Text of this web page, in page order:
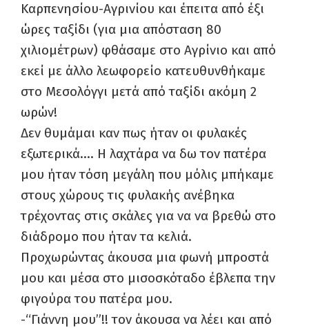
Καρπενησίου-Αγρινίου και έπειτα από έξι
ώρες ταξίδι (για μια απόσταση 80
χιλιομέτρων) φθάσαμε στο Αγρίνιο και από
εκεί με άλλο λεωφορείο κατευθυνθήκαμε
στο Μεσολόγγι μετά από ταξίδι ακόμη 2
ωρών!
Δεν θυμάμαι καν πως ήταν οι φυλακές
εξωτερικά…. Η λαχτάρα να δω τον πατέρα
μου ήταν τόση μεγάλη που μόλις μπήκαμε
στους χώρους τις φυλακής ανέβηκα
τρέχοντας στις σκάλες για να να βρεθώ στο
διάδρομο που ήταν τα κελιά.
Προχωρώντας άκουσα μια φωνή μπροστά
μου και μέσα στο μισοσκόταδο έβλεπα την
φιγούρα του πατέρα μου.
-“Γιάννη μου”!! τον άκουσα να λέει και από